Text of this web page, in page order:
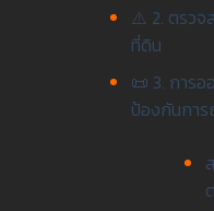
⚠️ 2. ตรวจ
ที่ดิน
📜 3. การ
ป้องกันกา